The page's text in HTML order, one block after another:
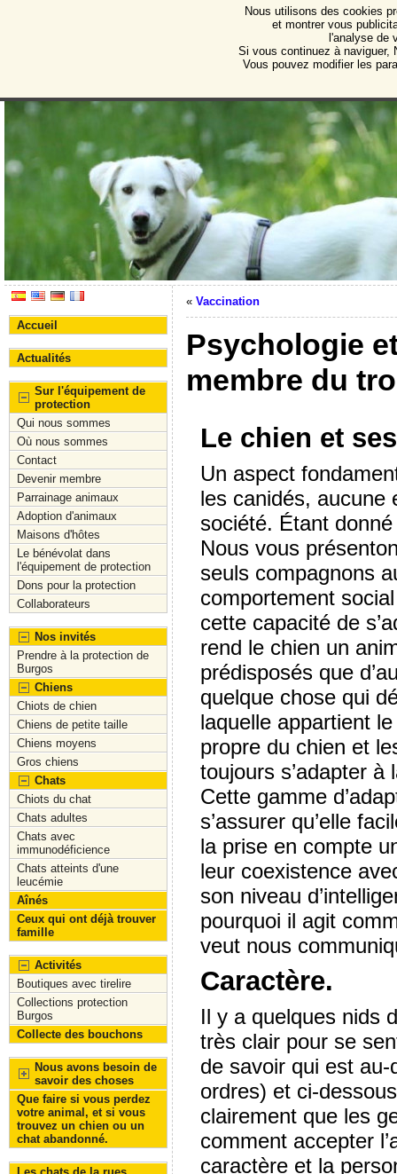
Protectora de Animales
Association pour la protection des animaux et des
Accueil
Actualités
Sur l'équipement de
protection
Qui nous sommes
Où nous sommes
Contact
Devenir membre
Parrainage animaux
Adoption d'animaux
Maisons d'hôtes
Le bénévolat dans
l'équipement de protection
Dons pour la protection
Collaborateurs
Nos invités
Prendre à la protection de
Burgos
Chiens
Chiots de chien
Chiens de petite taille
Chiens moyens
Gros chiens
Chats
Chiots du chat
Chats adultes
Chats avec
immunodéficience
Chats atteints d'une
leucémie
Aînés
Ceux qui ont déjà trouver
famille
Activités
Boutiques avec tirelire
Collections protection
Burgos
Collecte des bouchons
Nous avons besoin de
savoir des choses
Que faire si vous perdez
votre animal, et si vous
trouvez un chien ou un
chat abandonné.
« Vaccination
Psychologie
membre du
Le chien et
Un aspect
les canidés, aucune
société. Étant
Nous vous
seuls compagnons
comportement
cette capacité de
rend le chien un
prédisposés que
quelque chose qui
laquelle appartient
propre du chien et
toujours s’adapter à
Cette gamme
s’assurer qu’elle
la prise en compte
leur coexistence
son niveau
pourquoi il agit
veut nous
Caractère.
Il y a quelques nids
très clair pour se
de savoir qui est
ordres) et ci-
clairement que les
comment accepter
caractère et la
Nous utilisons des cookies
et montrer vous
l'analyse de
Si vous continuez à naviguer,
Vous pouvez modifier les